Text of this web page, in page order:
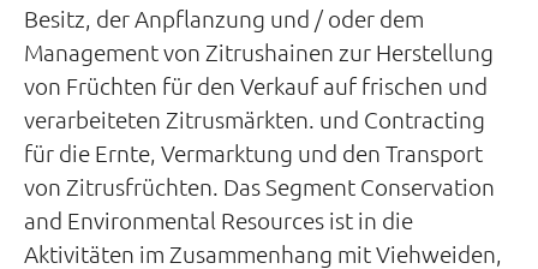
Besitz, der Anpflanzung und / oder dem
Management von Zitrushainen zur Herstellung
von Früchten für den Verkauf auf frischen und
verarbeiteten Zitrusmärkten. und Contracting
für die Ernte, Vermarktung und den Transport
von Zitrusfrüchten. Das Segment Conservation
and Environmental Resources ist in die
Aktivitäten im Zusammenhang mit Viehweiden,